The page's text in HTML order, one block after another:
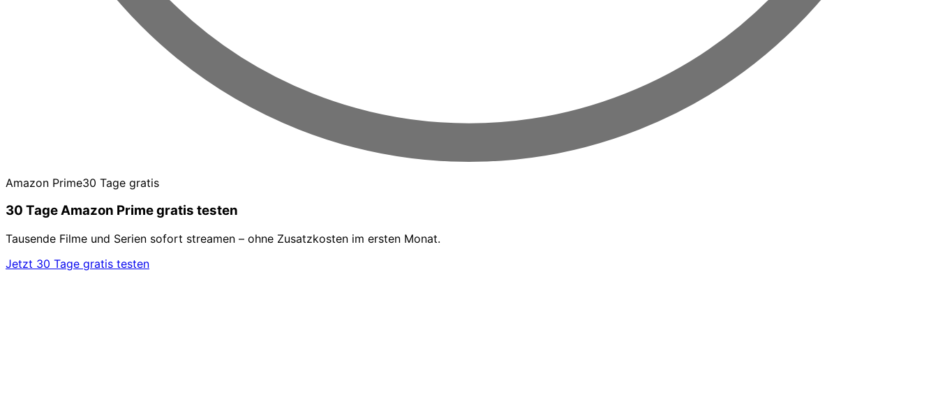
Amazon Prime30 Tage gratis
30 Tage Amazon Prime gratis testen
Tausende Filme und Serien sofort streamen – ohne Zusatzkosten im ersten Monat.
Jetzt 30 Tage gratis testen